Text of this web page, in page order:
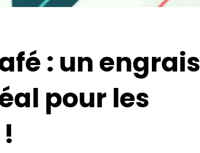
: un engrais
pour les